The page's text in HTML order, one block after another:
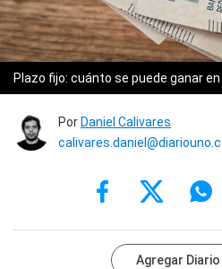
Plazo fijo: cuánto se puede ganar
Por Daniel Calivares
Agregar Diario